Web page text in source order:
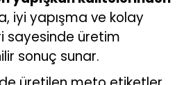
iyi yapışma ve kolay
sayesinde üretim
sonuç sunar.